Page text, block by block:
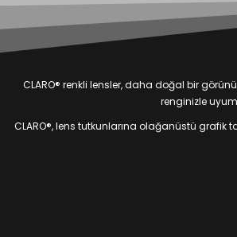
CLARO® renkli lensler, daha doğal bir
renginizle
CLARO®, lens tutkunlarına olağanüstü grafik